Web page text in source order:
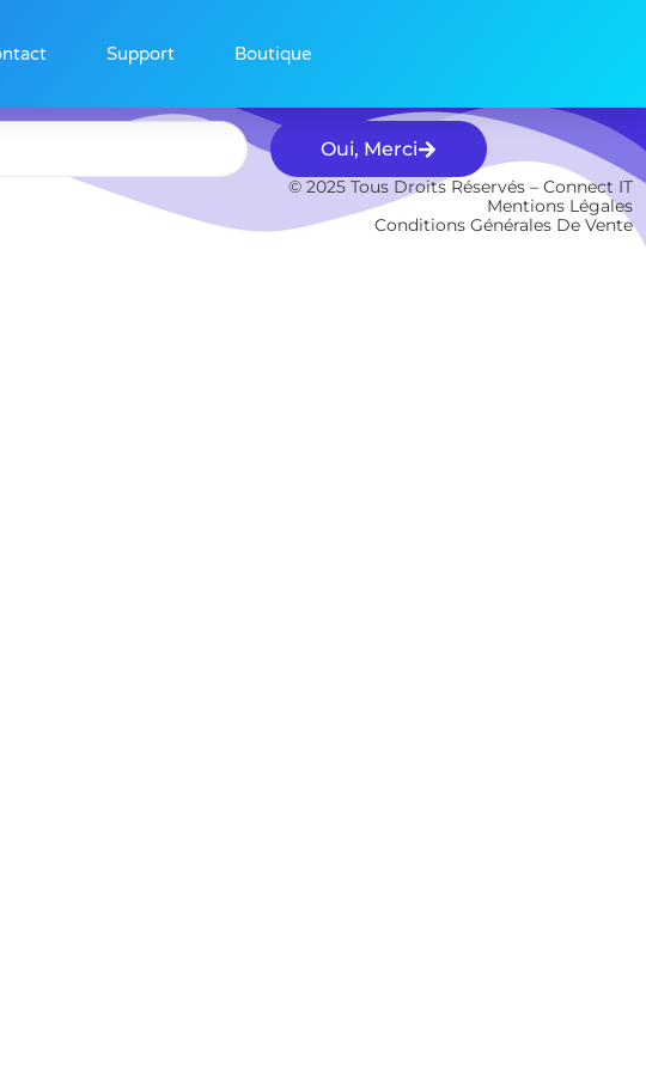
Support Boutique
Oui, Merci
© 2025 Tous Droits Réservés – Connect IT
Mentions Légales
Conditions Générales De Vente